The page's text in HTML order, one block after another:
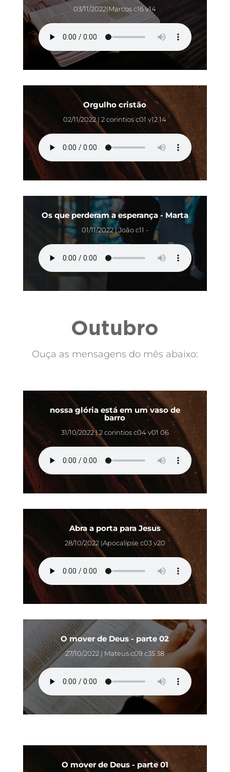
03/11/2022|Marcos c16 v14
Orgulho cristão
02/11/2022 | 2 corintios c01 v12 14
Os que perderam a esperança - Marta
01/11/2022 | João c11 -
Outubro
Ouça as mensagens do mês abaixo:
nossa glória está em um vaso de
barro
31/10/2022 | 2 corintios c04 v01 06
Abra a porta para Jesus
28/10/2022 |Apocalipse c03 v20
O mover de Deus - parte 02
27/10/2022 | Mateus c09 c35 38
O mover de Deus - parte 01